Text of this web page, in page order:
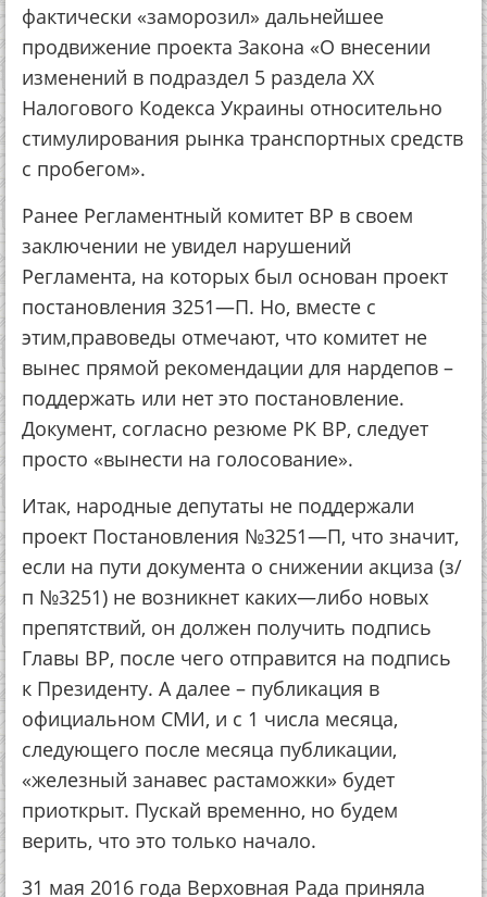
фактически «заморозил» дальнейшее
продвижение проекта Закона «О внесении
изменений в подраздел 5 раздела ХХ
Налогового Кодекса Украины относительно
стимулирования рынка транспортных средств
с пробегом».
Ранее Регламентный комитет ВР в своем
заключении не увидел нарушений
Регламента, на которых был основан проект
постановления 3251—П. Но, вместе с
этим,правоведы отмечают, что комитет не
вынес прямой рекомендации для нардепов –
поддержать или нет это постановление.
Документ, согласно резюме РК ВР, следует
просто «вынести на голосование».
Итак, народные депутаты не поддержали
проект Постановления №3251—П, что значит,
если на пути документа о снижении акциза (з/
п №3251) не возникнет каких—либо новых
препятствий, он должен получить подпись
Главы ВР, после чего отправится на подпись
к Президенту. А далее – публикация в
официальном СМИ, и с 1 числа месяца,
следующего после месяца публикации,
«железный занавес растаможки» будет
приоткрыт. Пускай временно, но будем
верить, что это только начало.
31 мая 2016 года Верховная Рада приняла